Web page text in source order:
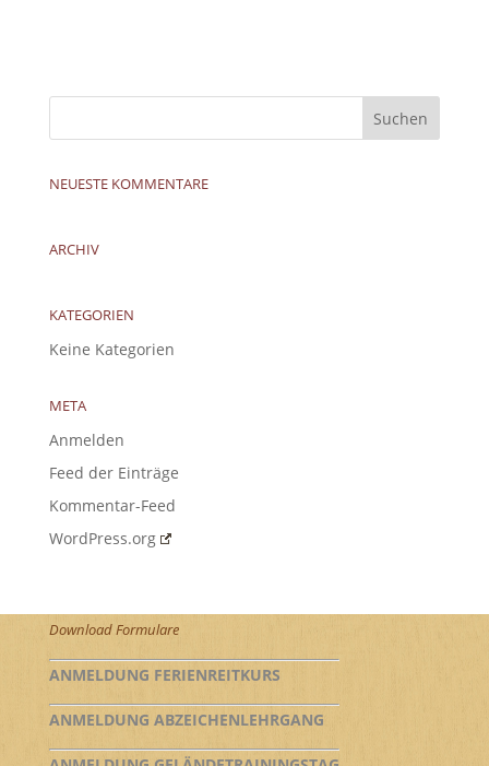
NEUESTE KOMMENTARE
ARCHIV
KATEGORIEN
Keine Kategorien
META
Anmelden
Feed der Einträge
Kommentar-Feed
WordPress.org
Download Formulare
ANMELDUNG FERIENREITKURS
ANMELDUNG ABZEICHENLEHRGANG